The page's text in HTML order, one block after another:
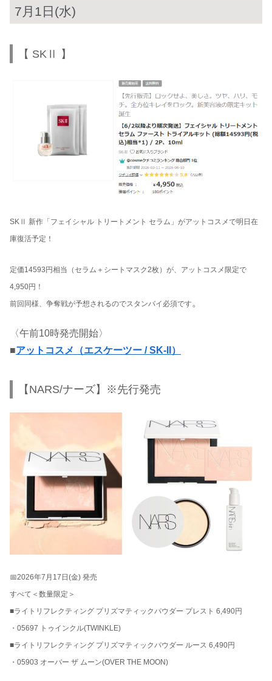
7月1日(水)
【 SKⅡ 】
SKⅡ 新作「フェイシャル トリートメント セラム」がアットコスメで明日在
庫復活予定！
定価14593円相当（セラム＋シートマスク2枚）が、アットコスメ限定で
4,950円！
前回同様、争奪戦が予想されるのでスタンバイ必須です 。
〈午前10時発売開始〉
■アットコスメ（エスケーツー / SK-II）
【NARS/ナーズ】※先行発売
📅2026年7月17日(金) 発売
すべて＜数量限定＞
■ライトリフレクティング プリズマティックパウダー プレスト 6,490円
・05697 トゥインクル(TWINKLE)
■ライトリフレクティング プリズマティックパウダー ルース 6,490円
・05903 オーバー ザ ムーン(OVER THE MOON)